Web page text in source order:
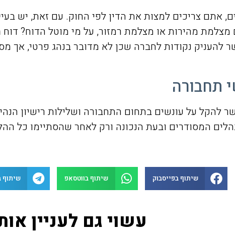
אתם צריכים למצות את הדין לפי החוק. עם זאת, יש
מהירות או מצלמת רמזור, על מי מוטל הדוח?
תחבורה
להקל על עונשים בתחום התחבורה ושלילות רישיון
המסודרים ובעת הנכונה ורק לאחר שהסתיימו כל
שיתוף בפייסבוק שיתוף בווטסאפ שיתוף
עשוי גם לעניין